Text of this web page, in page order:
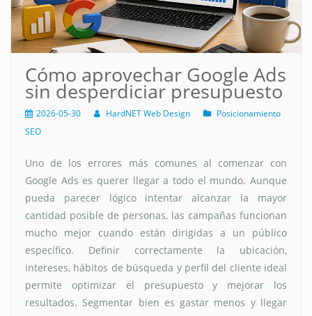
Cómo aprovechar Google Ads
sin desperdiciar presupuesto
2026-05-30 HardNET Web Design
Posicionamiento
SEO
Uno de los errores más comunes al comenzar con
Google Ads es querer llegar a todo el mundo. Aunque
pueda parecer lógico intentar alcanzar la mayor
cantidad posible de personas, las campañas funcionan
mucho mejor cuando están dirigidas a un público
específico. Definir correctamente la ubicación,
intereses, hábitos de búsqueda y perfil del cliente ideal
permite optimizar el presupuesto y mejorar los
resultados. Segmentar bien es gastar menos y llegar